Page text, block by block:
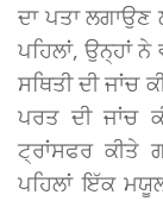
ਦਾ ਪਤਾ ਲਗਾਉਣ
ਪਹਿਲਾਂ, ਉਨ੍ਹਾਂ
ਸਥਿਤੀ ਦੀ ਜਾਂਚ
ਪਰਤ ਦੀ ਜਾਂਚ
ਟ੍ਰਾਂਸਫਰ ਕੀਤੇ
ਪਹਿਲਾਂ ਇੱਕ